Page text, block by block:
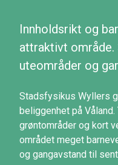
Innholdsrikt og
attraktivt
uteområder og
Stadsfysikus Wyllers
beliggenhet på
grøntområder og kort
området meget
og gangavstand til